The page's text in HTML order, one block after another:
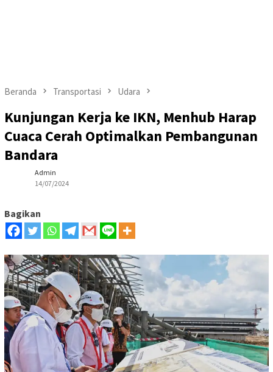
Beranda Transportasi Udara
Kunjungan Kerja ke IKN, Menhub Harap
Cuaca Cerah Optimalkan Pembangunan
Bandara
Admin
14/07/2024
Bagikan